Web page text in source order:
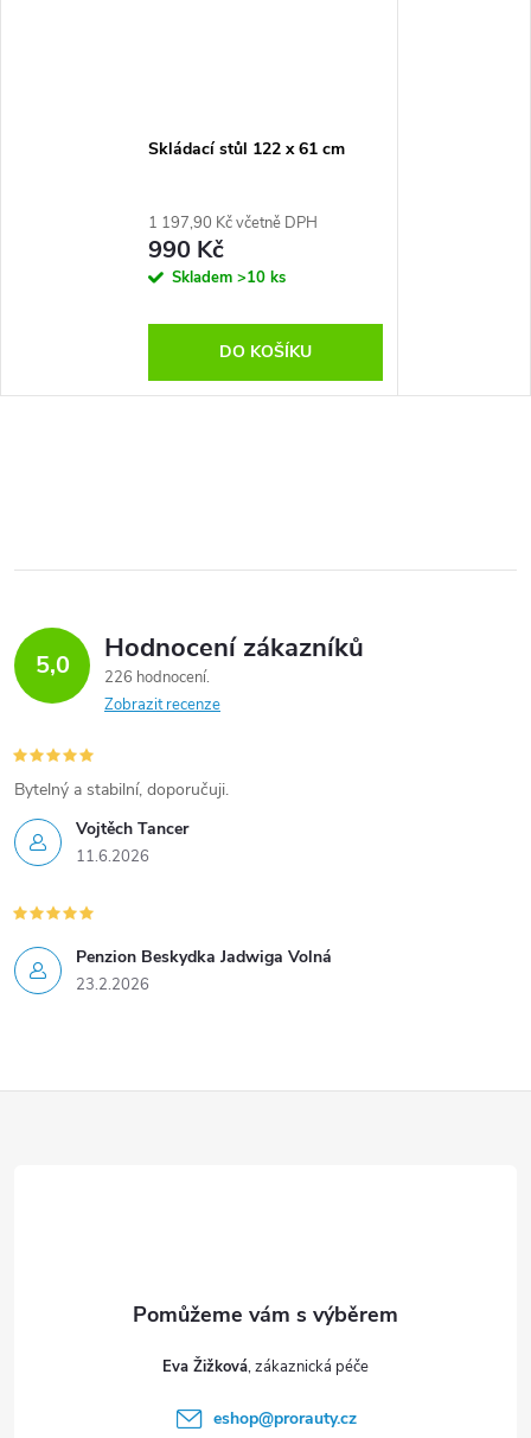
Skládací stůl 122 x 61 cm
1 197,90 Kč včetně DPH
990 Kč
Skladem >10 ks
DO KOŠÍKU
5,0 Hodnocení zákazníků
226 hodnocení
Zobrazit recenze
Vojtěch Tancer
11.6.2026
Bytelný a stabilní, doporučuji.
Penzion Beskydka Jadwiga Volná
23.2.2026
Eva Žižková
eshop@prorauty.cz